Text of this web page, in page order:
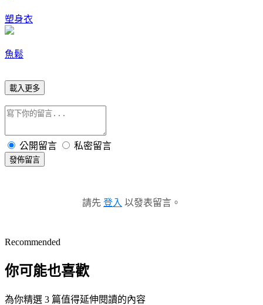
塑身衣
魚鬆
載入更多
公開留言 私密留言
發佈留言
請先 登入 以發表留言。
Recommended
你可能也喜歡
為你精選 3 篇值得延伸閱讀的內容